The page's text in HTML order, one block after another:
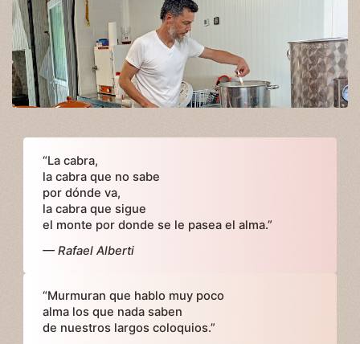
“La cabra,
la cabra que no sabe
por dónde va,
la cabra que sigue
el monte por donde se le pasea el alma.”
— Rafael Alberti
“Murmuran que hablo muy poco
alma los que nada saben
de nuestros largos coloquios.”